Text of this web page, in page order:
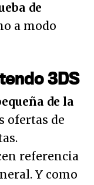
de
a modo
3DS
de la
ofertas de
referencia
Y como